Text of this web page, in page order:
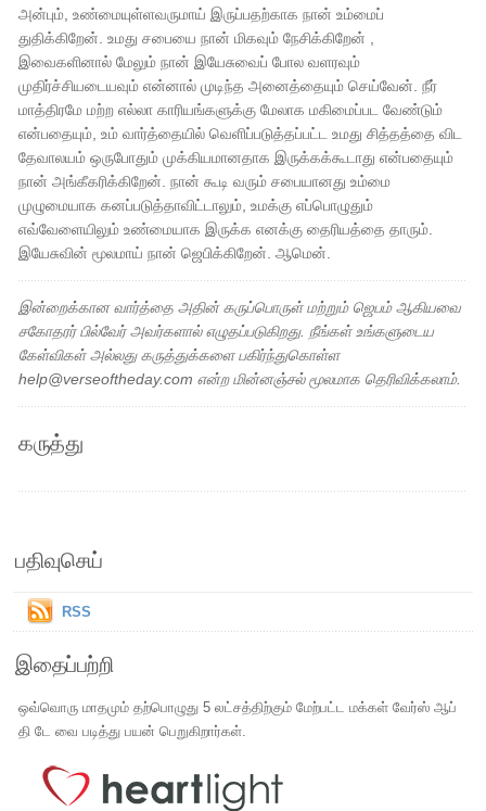
அன்பும், உண்மையுள்ளவருமாய் இருப்பதற்காக நான் உம்மைப்
துதிக்கிறேன். உமது சபையை நான் மிகவும் நேசிக்கிறேன் ,
இவைகளினால் மேலும் நான் இயேசுவைப் போல வளரவும்
முதிர்ச்சியடையவும் என்னால் முடிந்த அனைத்தையும் செய்வேன். நீர்
மாத்திரமே மற்ற எல்லா காரியங்களுக்கு மேலாக மகிமைப்பட வேண்டும்
என்பதையும், உம் வார்த்தையில் வெளிப்படுத்தப்பட்ட உமது சித்தத்தை விட
தேவாலயம் ஒருபோதும் முக்கியமானதாக இருக்கக்கூடாது என்பதையும்
நான் அங்கீகரிக்கிறேன். நான் கூடி வரும் சபையானது உம்மை
முழுமையாக கனப்படுத்தாவிட்டாலும், உமக்கு எப்பொழுதும்
எவ்வேளையிலும் உண்மையாக இருக்க எனக்கு தைரியத்தை தாரும்.
இயேசுவின் மூலமாய் நான் ஜெபிக்கிறேன். ஆமென்.
இன்றைக்கான வார்த்தை அதின் கருப்பொருள் மற்றும் ஜெபம் ஆகியவை
சகோதரர் பில்வேர் அவர்களால் எழுதப்படுகிறது. நீங்கள் உங்களுடைய
கேள்விகள் அல்லது கருத்துக்களை பகிர்ந்துகொள்ள
help@verseoftheday.com என்ற மின்னஞ்சல் மூலமாக தெரிவிக்கலாம்.
கருத்து
பதிவுசெய்
RSS
இதைப்பற்றி
ஒவ்வொரு மாதமும் தற்பொழுது 5 லட்சத்திற்கும் மேற்பட்ட மக்கள் வேர்ஸ் ஆப்
தி டே வை படித்து பயன் பெறுகிறார்கள்.